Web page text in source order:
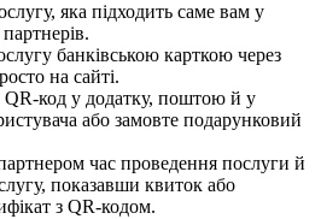
яка підходить саме вам у
банківською карткою через
на сайті.
код у додатку, поштою й у
або замовте подарунковий
час проведення послуги й
показавши квиток або
з QR-кодом.